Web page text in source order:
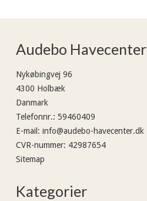
Audebo Havecenter
Nykøbingvej 96
4300 Holbæk
Danmark
Telefonnr.: 59460409
E-mail : info@audebo-havecenter.dk
CVR-nummer: 42987654
Sitemap
Kategorier